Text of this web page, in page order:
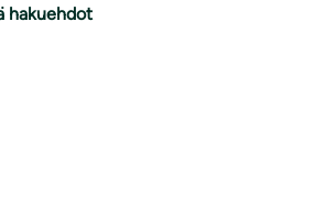
hakuehdot